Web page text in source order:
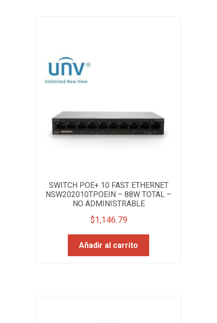
SWITCH POE+ 10 FAST ETHERNET
NSW202010TPOEIN – 88W TOTAL –
NO ADMINISTRABLE
$1,146.79
Añadir al carrito